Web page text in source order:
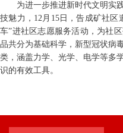
为进一步推进新时代文明实
技魅力，12月15日，告成矿社
车”进社区志愿服务活动，为社
品共分为基础科学， 新型冠状病
类，涵盖力学、光学、电学等多
识的有效工具。